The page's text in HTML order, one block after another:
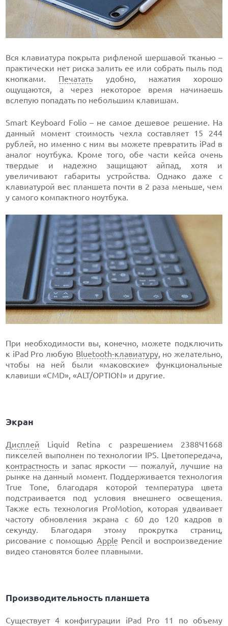
Вся клавиатура покрыта рифленой шершавой тканью –
практически нет риска залить ее или собрать пыль под
кнопками. Печатать удобно, нажатия хорошо
ощущаются, а через некоторое время начинаешь
вслепую попадать по небольшим клавишам.
Smart Keyboard Folio – не самое дешевое решение. На
данный момент стоимость чехла составляет 15 244
рублей, но именно с ним вы можете превратить iPad в
аналог ноутбука. Кроме того, обе части кейса очень
твердые и надежно защищают айпад, хотя и
увеличивают габариты устройства. Однако даже с
клавиатурой вес планшета почти в 2 раза меньше, чем
у самого компактного ноутбука.
При необходимости вы, конечно, можете подключить
к iPad Pro любую Bluetooth-клавиатуру, но желательно,
чтобы на ней были «маковские» функциональные
клавиши «CMD», «ALT/OPTION» и другие.
Экран
Дисплей Liquid Retina с разрешением 2388Ч1668
пикселей выполнен по технологии IPS. Цветопередача,
контрастность и запас яркости — пожалуй, лучшие на
рынке на данный момент. Поддерживается технология
True Tone, благодаря которой температура цвета
подстраивается под условия внешнего освещения.
Также есть технология ProMotion, которая удваивает
частоту обновления экрана с 60 до 120 кадров в
секунду. Благодаря этому прокрутка страниц,
рисование с помощью Apple Pencil и воспроизведение
видео становятся более плавными.
Производительность планшета
Существует 4 конфигурации iPad Pro 11 по объему